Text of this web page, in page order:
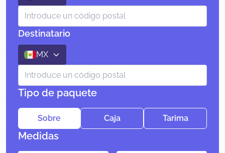
Destinatario
MX
Tipo de paquete
Sobre Caja Tarima
Medidas